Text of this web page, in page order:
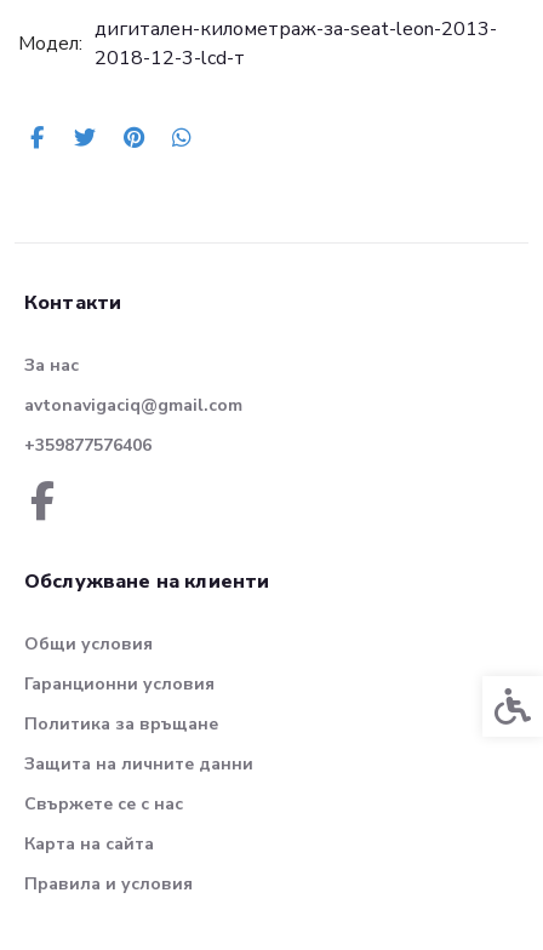
Модел:
дигитален-километраж-за-seat-leon-2013-
2018-12-3-lcd-т
Контакти
За нас
avtonavigaciq@gmail.com
+359877576406
Обслужване на клиенти
Общи условия
Гаранционни условия
Политика за връщане
Защита на личните данни
Свържете се с нас
Карта на сайта
Правила и условия